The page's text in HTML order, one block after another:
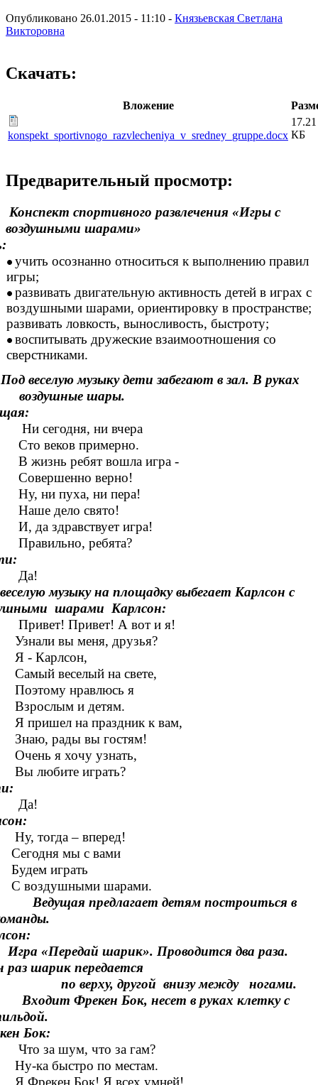
Опубликовано 26.01.2015 - 11:10 - Князьевская Светлана
Викторовна
Скачать:
Вложение
konspekt_sportivnogo_razvlecheniya_v_sredney_gruppe.docx
17.21
КБ
Предварительный просмотр:
Конспект спортивного развлечения «Игры с
воздушными шарами»
учить осознанно относиться к выполнению правил
игры;
развивать двигательную активность детей в играх с
воздушными шарами, ориентировку в пространстве;
развивать ловкость, выносливость, быстроту;
воспитывать дружеские взаимоотношения со
сверстниками.
Под веселую музыку дети забегают в зал. В руках
воздушные шары.
ни вчера
веков примерно.
ребят вошла игра -
верно!
пуха, ни пера!
дело свято!
здравствует игра!
ребята?
музыку на площадку выбегает Карлсон с
шарами Карлсон:
Привет! А вот и я!
вы меня, друзья?
веселый на свете,
нравлюсь я
и детям.
на праздник к вам,
рады вы гостям!
я хочу узнать,
играть?
– вперед!
мы с вами
играть
шарами.
Ведущая предлагает детям построиться в
«Передай шарик». Проводится два раза.
раз шарик передается
другой внизу между ногами.
Фрекен Бок, несет в руках клетку с
Бок:
за шум, что за гам?
быстро по местам.